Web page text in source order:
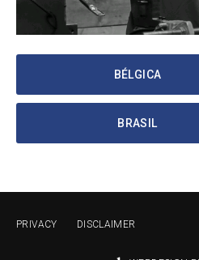
BÉLGICA
BRASIL
PRIVACY DISCLAIMER